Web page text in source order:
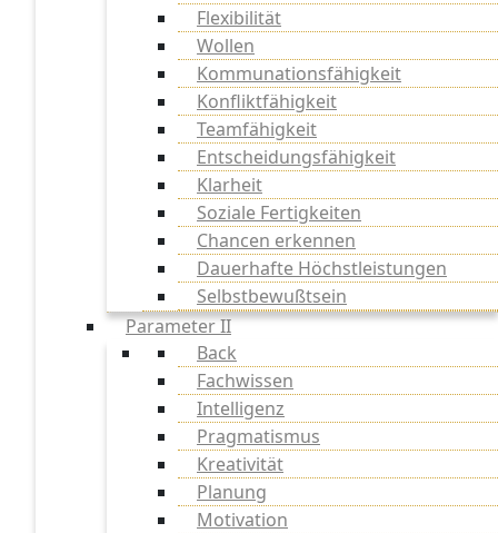
Flexibilität
Wollen
Kommunationsfähigkeit
Konfliktfähigkeit
Teamfähigkeit
Entscheidungsfähigkeit
Klarheit
Soziale Fertigkeiten
Chancen erkennen
Dauerhafte Höchstleistungen
Selbstbewußtsein
Parameter II
Back
Fachwissen
Intelligenz
Pragmatismus
Kreativität
Planung
Motivation